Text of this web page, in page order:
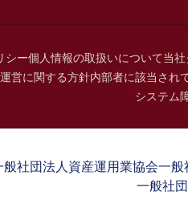
シー個人情報の取扱いについて当
営に関する方針内部者に該当され
システム
般社団法人資産運用業協会一般
一般社